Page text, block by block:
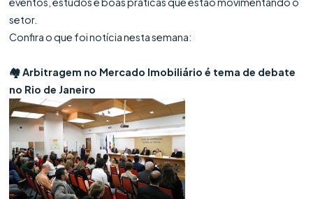
setor.
Confira o que foi notícia nesta semana:
🏘️ Arbitragem no Mercado Imobiliário é tema de debate
no Rio de Janeiro